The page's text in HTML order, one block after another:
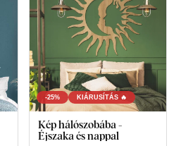
-25% KIÁRUSÍTÁS 🔥
Kép hálószobába -
Éjszaka és nappal